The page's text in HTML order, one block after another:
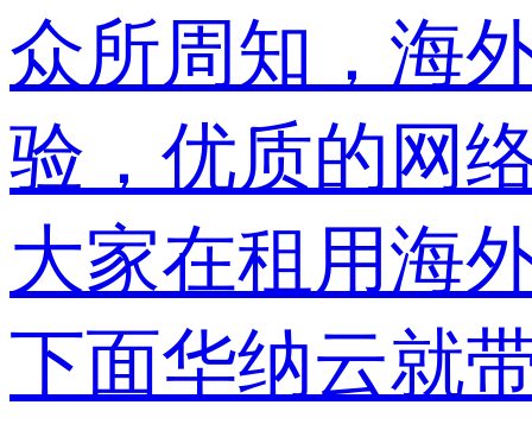
众所周知，海
验，优质的网
大家在租用海
下面华纳云就